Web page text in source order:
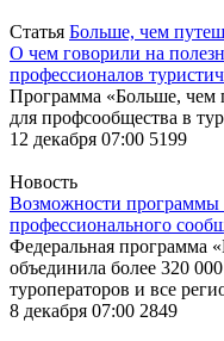
Статья Больше, чем
О чем говорили на
профессионалов
Программа «Больше, чем
для профсообщества в
12 декабря 07:00 5199
Новость
Возможности программы
профессионального
Федеральная программа
объединила более 320
туроператоров и все
8 декабря 07:00 2849